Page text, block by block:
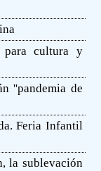
para cultura y
''pandemia de
Feria Infantil
la sublevación